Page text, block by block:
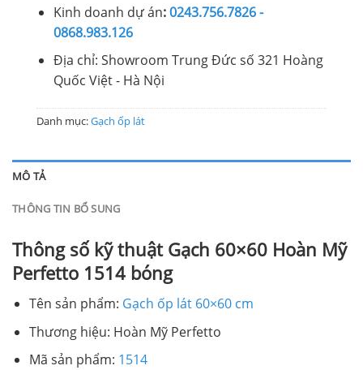
Kinh doanh dự án:0243.756.7826 -
0868.983.126
Địa chỉ: Showroom Trung Đức số 321 Hoàng
Quốc Việt - Hà Nội
Danh mục:Gạch ốp lát
MÔ TẢ
THÔNG TIN BỔ SUNG
Thông số kỹ thuật Gạch 60×60 Hoàn Mỹ
Perfetto 1514 bóng
Tên sản phẩm: Gạch ốp lát 60×60 cm
Thương hiệu: Hoàn Mỹ Perfetto
Mã sản phẩm: 1514